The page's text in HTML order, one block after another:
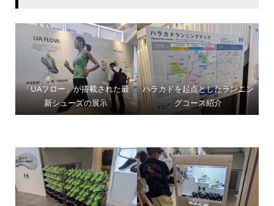
「UAフロー」が搭載された最
新シューズの展示
ハラカドを起点としたランニン
グコース紹介